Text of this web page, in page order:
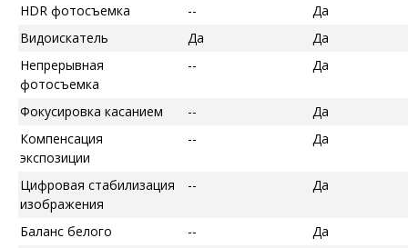
HDR фотосъемка --
Да
Видоискатель
Да
Да
Непрерывная
фотосъемка
-- Да
Фокусировка касанием --
Да
Компенсация
экспозиции
-- Да
Цифровая стабилизация
изображения
-- Да
Баланс белого --
Да